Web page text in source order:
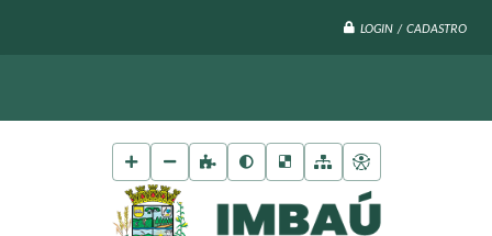
LOGIN / CADASTRO